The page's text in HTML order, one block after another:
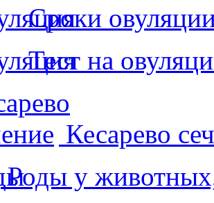
Сроки
Тест на
Кесарево
Роды у